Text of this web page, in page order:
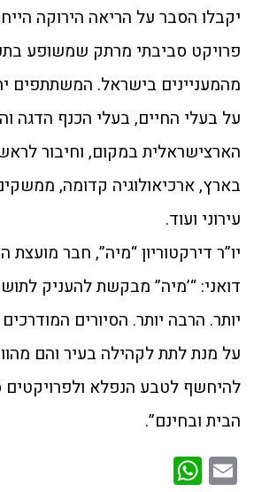
יקבלו הסבר על הריאה הירוקה
פרויקט סביבתי מרתק שמשופע
מהמעניינים בישראל. המשתתפים
על בעלי החיים, בעלי הכנף הדגה
הארצישראלית במקום, וחיבור
בארץ, ארכיאולוגיה קדומה,
עירוני ועוד.
יו”ר דירקטוריון “מיה”, חבר מועצת
דואני: “’מיה” מבקשת להעניק
יותר. הרבה יותר. הסיורים
על מנת לתת לקהילה בעיר והם
להיחשף לטבע הנפלא ולפרויקטים
הבית ובחינם”.
Email